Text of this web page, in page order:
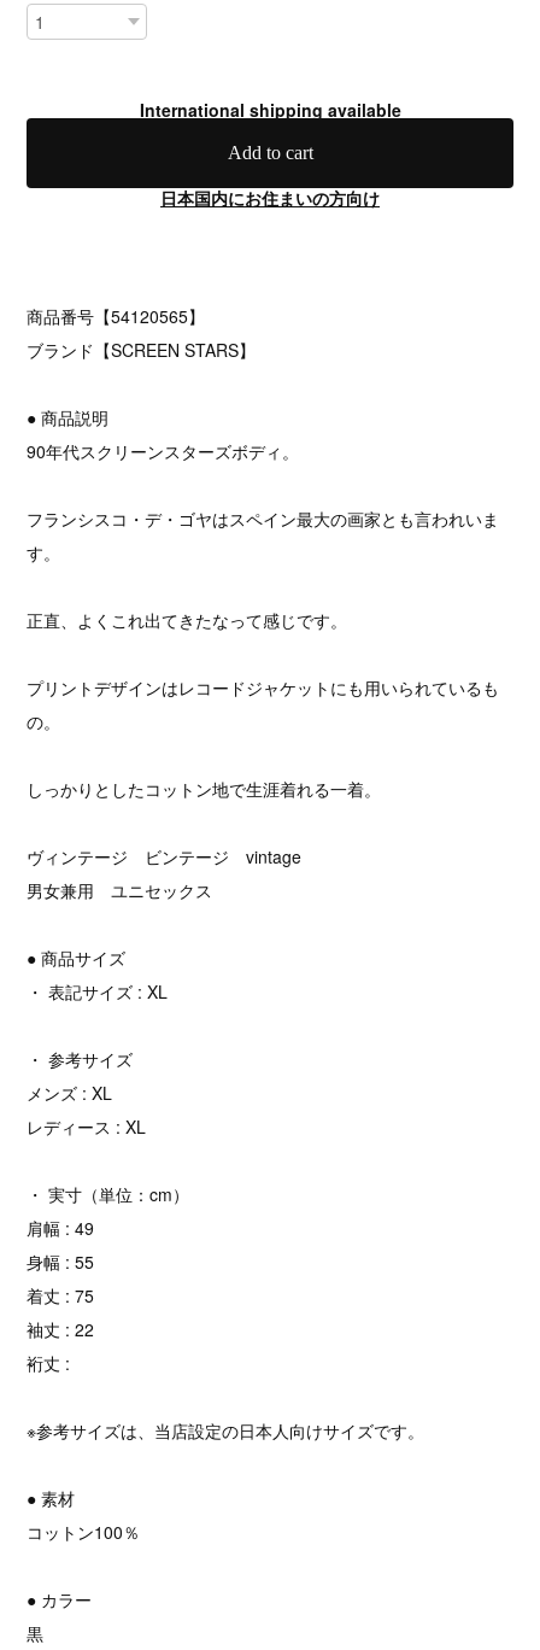
International shipping available
Add to cart
日本国内にお住まいの方向け
商品番号【54120565】
ブランド【SCREEN STARS】
● 商品説明
90年代スクリーンスターズボディ。
フランシスコ・デ・ゴヤはスペイン最大の画家とも言われいま
す。
正直、よくこれ出てきたなって感じです。
プリントデザインはレコードジャケットにも用いられているも
の。
しっかりとしたコットン地で生涯着れる一着。
ヴィンテージ ビンテージ vintage
男女兼用 ユニセックス
● 商品サイズ
・ 表記サイズ : XL
・ 参考サイズ
メンズ : XL
レディース : XL
・ 実寸（単位：cm）
肩幅 : 49
身幅 : 55
着丈 : 75
袖丈 : 22
裄丈 :
※参考サイズは、当店設定の日本人向けサイズです。
● 素材
コットン100％
● カラー
黒